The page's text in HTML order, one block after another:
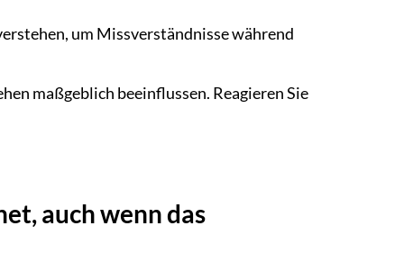
um Missverständnisse während
maßgeblich beeinflussen. Reagieren Sie
auch wenn das